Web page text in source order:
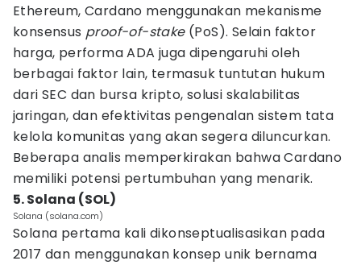
Ethereum, Cardano menggunakan mekanisme
konsensus proof-of-stake(PoS). Selain faktor
harga, performa ADA juga dipengaruhi oleh
berbagai faktor lain, termasuk tuntutan hukum
dari SEC dan bursa kripto, solusi skalabilitas
jaringan, dan efektivitas pengenalan sistem tata
kelola komunitas yang akan segera diluncurkan.
Beberapa analis memperkirakan bahwa Cardano
memiliki potensi pertumbuhan yang menarik.
5. Solana (SOL)
Solana (solana.com)
Solana pertama kali dikonseptualisasikan pada
2017 dan menggunakan konsep unik bernama